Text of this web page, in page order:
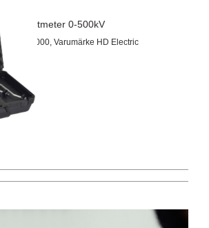
Linje Voltmeter 0-500kV
Artnr 685000, Varumärke HD Electric